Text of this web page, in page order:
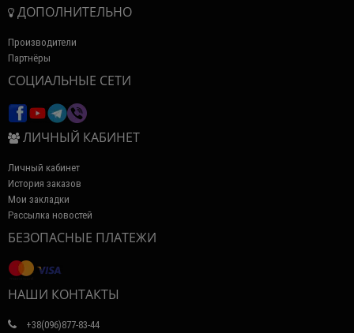
ДОПОЛНИТЕЛЬНО
Производители
Партнёры
СОЦИАЛЬНЫЕ СЕТИ
ЛИЧНЫЙ КАБИНЕТ
Личный кабинет
История заказов
Мои закладки
Рассылка новостей
БЕЗОПАСНЫЕ ПЛАТЕЖИ
НАШИ КОНТАКТЫ
+38(096)877-83-44